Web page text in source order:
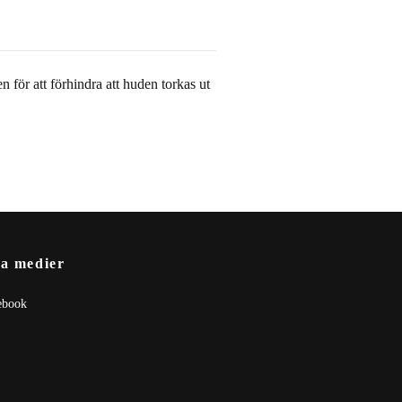
för att förhindra att huden torkas ut
medier